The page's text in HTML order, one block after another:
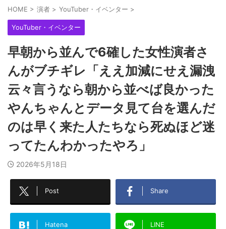
HOME > 演者 > YouTuber・イベンター >
YouTuber・イベンター
早朝から並んで6確した女性演者さ
んがブチギレ「ええ加減にせえ漏洩
云々言うなら朝から並べば良かった
やんちゃんとデータ見て台を選んだ
のは早く来た人たちなら死ぬほど迷
ってたんわかったやろ」
2026年5月18日
Post Share
Hatena LINE